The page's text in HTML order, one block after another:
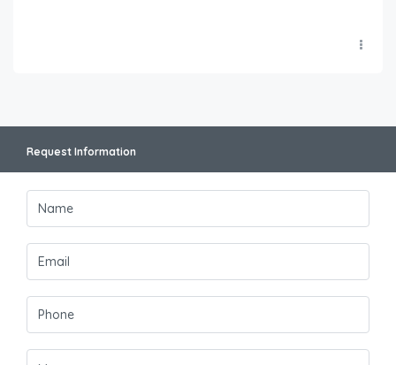
Request Information